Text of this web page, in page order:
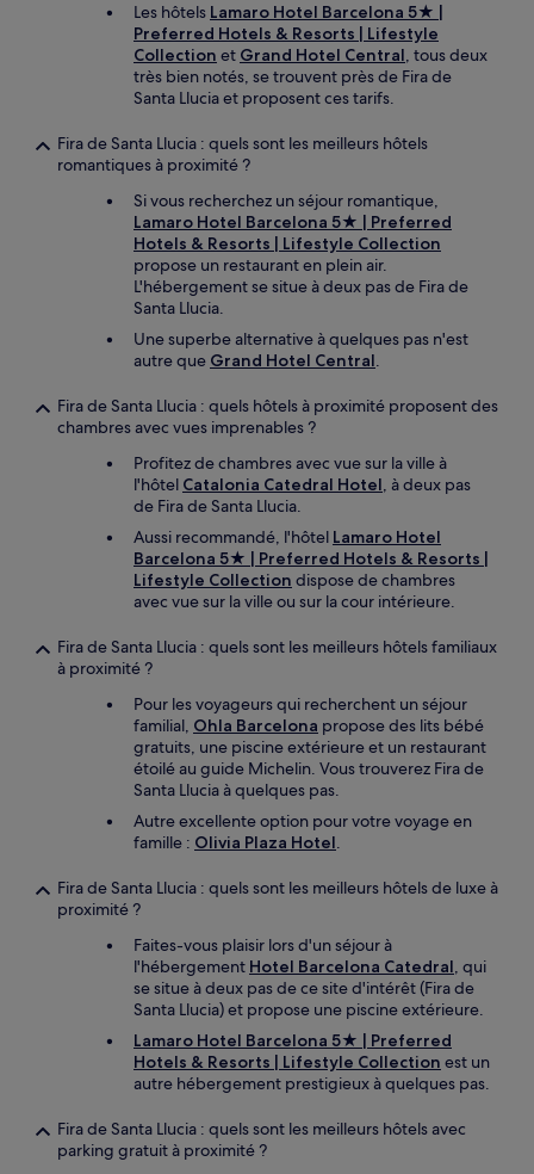
Les hôtels Lamaro Hotel Barcelona 5★ |
Preferred Hotels & Resorts | Lifestyle
Collection et Grand Hotel Central, tous deux
très bien notés, se trouvent près de Fira de
Santa Llucia et proposent ces tarifs.
Fira de Santa Llucia : quels sont les meilleurs hôtels
romantiques à proximité ?
Si vous recherchez un séjour romantique,
Lamaro Hotel Barcelona 5★ | Preferred
Hotels & Resorts | Lifestyle Collection
propose un restaurant en plein air.
L'hébergement se situe à deux pas de Fira de
Santa Llucia.
Une superbe alternative à quelques pas n'est
autre que Grand Hotel Central.
Fira de Santa Llucia : quels hôtels à proximité proposent des
chambres avec vues imprenables ?
Profitez de chambres avec vue sur la ville à
l'hôtel Catalonia Catedral Hotel, à deux pas
de Fira de Santa Llucia.
Aussi recommandé, l'hôtel Lamaro Hotel
Barcelona 5★ | Preferred Hotels & Resorts |
Lifestyle Collection dispose de chambres
avec vue sur la ville ou sur la cour intérieure.
Fira de Santa Llucia : quels sont les meilleurs hôtels familiaux
à proximité ?
Pour les voyageurs qui recherchent un séjour
familial, Ohla Barcelona propose des lits bébé
gratuits, une piscine extérieure et un restaurant
étoilé au guide Michelin. Vous trouverez Fira de
Santa Llucia à quelques pas.
Autre excellente option pour votre voyage en
famille : Olivia Plaza Hotel.
Fira de Santa Llucia : quels sont les meilleurs hôtels de luxe à
proximité ?
Faites-vous plaisir lors d'un séjour à
l'hébergement Hotel Barcelona Catedral, qui
se situe à deux pas de ce site d'intérêt (Fira de
Santa Llucia) et propose une piscine extérieure.
Lamaro Hotel Barcelona 5★ | Preferred
Hotels & Resorts | Lifestyle Collection est un
autre hébergement prestigieux à quelques pas.
Fira de Santa Llucia : quels sont les meilleurs hôtels avec
parking gratuit à proximité ?